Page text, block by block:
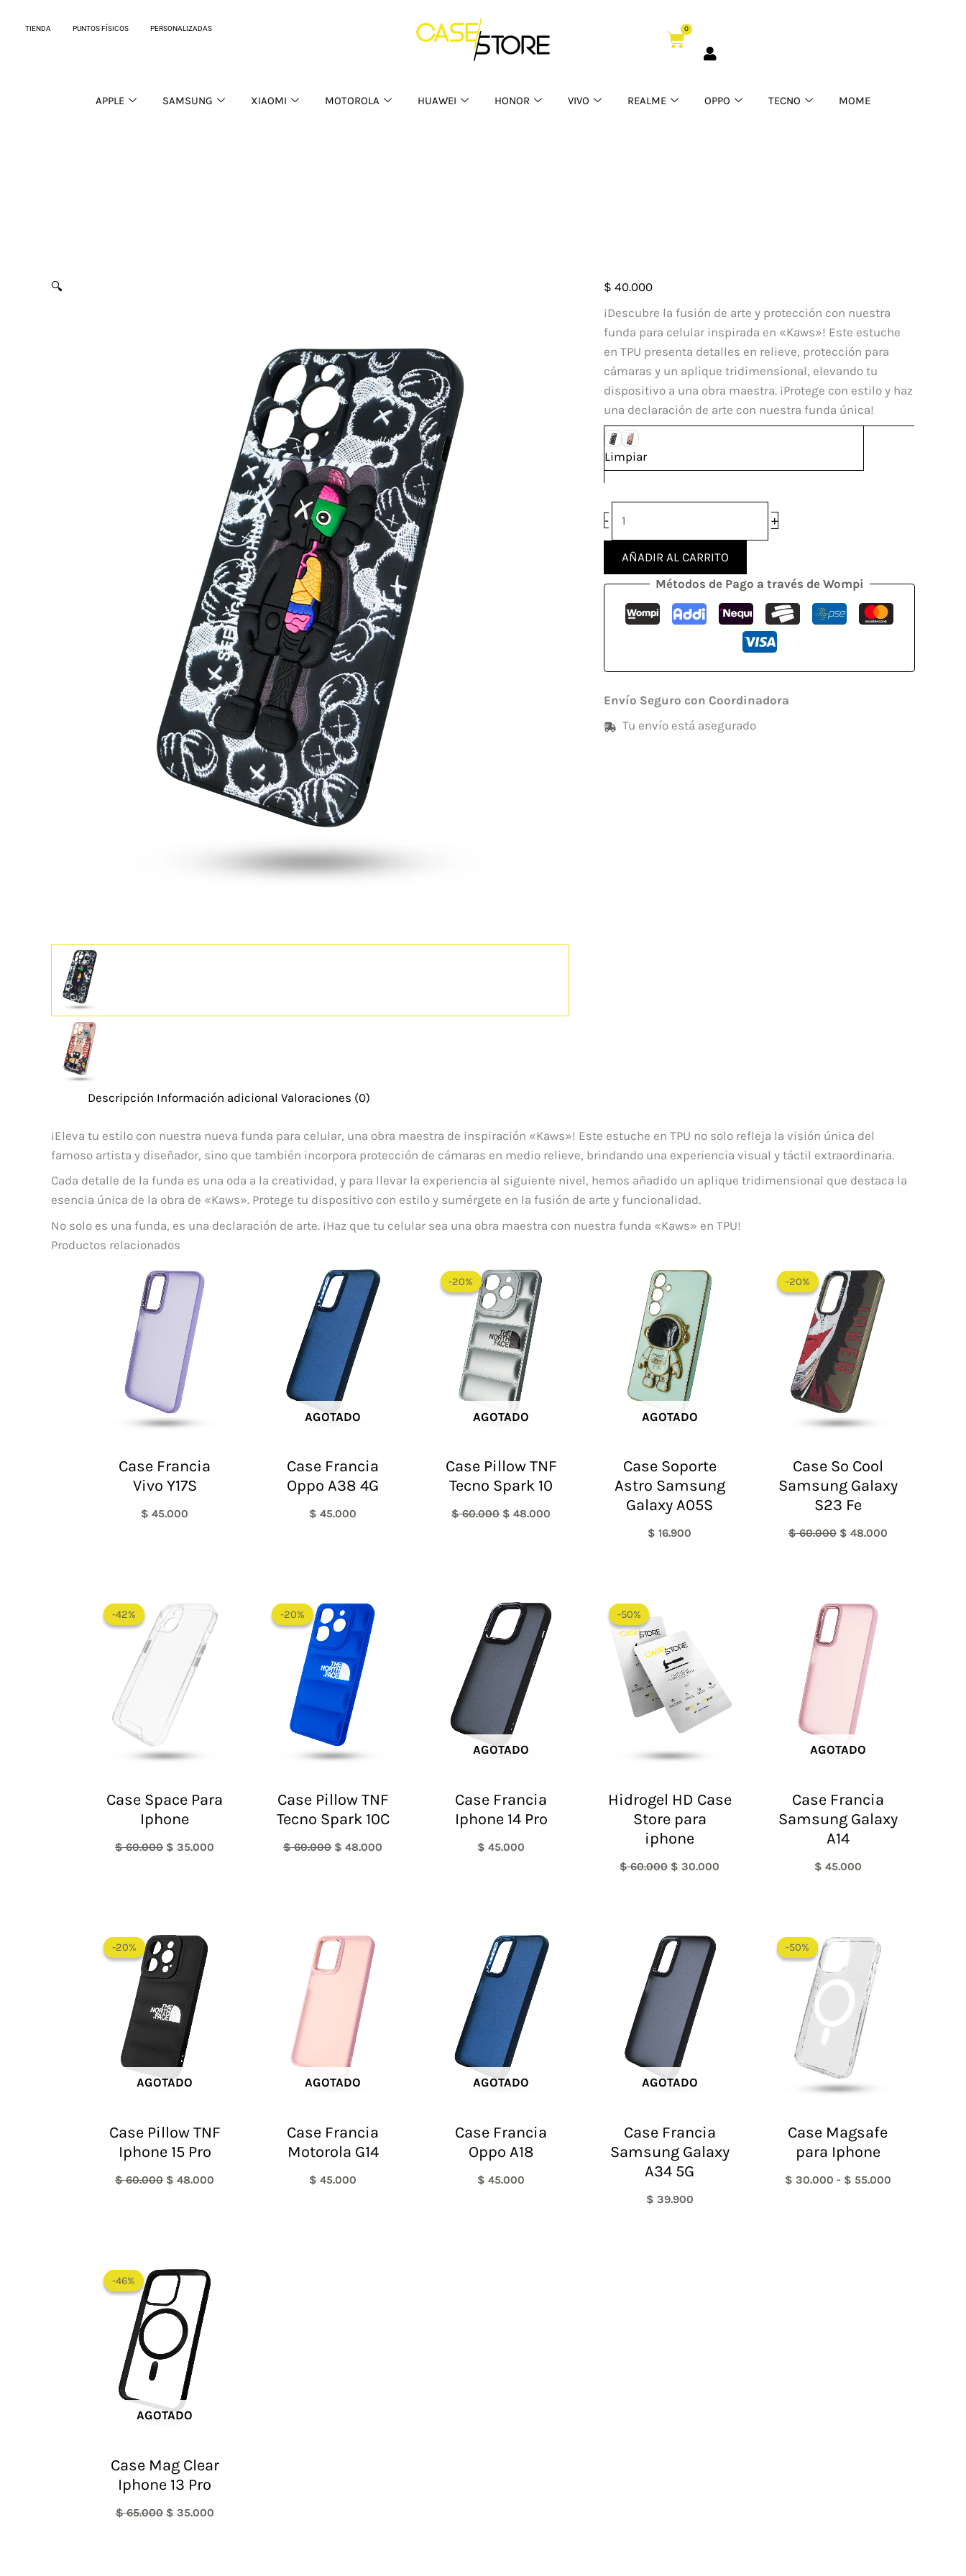
TIENDA PUNTOS FÍSICOS PERSONALIZADAS 0
Cart
APPLE SAMSUNG XIAOMI MOTOROLA HUAWEI HONOR VIVO REALME OPPO TECNO MOME
🔍 $ 40.000
¡Descubre la fusión de arte y protección con nuestra
funda para celular inspirada en «Kaws»! Este estuche
en TPU presenta detalles en relieve, protección para
cámaras y un aplique tridimensional, elevando tu
dispositivo a una obra maestra. ¡Protege con estilo y haz
una declaración de arte con nuestra funda única!
Limpiar
-
Case
Kaws
Iphone
14
Pro
cantidad
+
AÑADIR AL CARRITO
Métodos de Pago a través de Wompi
Envío Seguro con Coordinadora
Tu envío está asegurado
Descripción Información adicional Valoraciones (0)
¡Eleva tu estilo con nuestra nueva funda para celular, una obra maestra de inspiración «Kaws»! Este estuche en TPU no solo refleja la visión única del
famoso artista y diseñador, sino que también incorpora protección de cámaras en medio relieve, brindando una experiencia visual y táctil extraordinaria.
Cada detalle de la funda es una oda a la creatividad, y para llevar la experiencia al siguiente nivel, hemos añadido un aplique tridimensional que destaca la
esencia única de la obra de «Kaws». Protege tu dispositivo con estilo y sumérgete en la fusión de arte y funcionalidad.
No solo es una funda, es una declaración de arte. ¡Haz que tu celular sea una obra maestra con nuestra funda «Kaws» en TPU!
Productos relacionados
Case Francia
Vivo Y17S
$ 45.000
AGOTADO
Case Francia
Oppo A38 4G
$ 45.000
-20%
AGOTADO
-20%
Case Pillow TNF
Tecno Spark 10
$60.000
precio
original
era:
$ 60.000.
$ 48.000
AGOTADO
Case Soporte
Astro Samsung
Galaxy A05S
$ 16.900
-20%
-20%
Case So Cool
Samsung Galaxy
S23 Fe
$60.000
precio
original
era:
$ 60.000.
$ 48.000
-42%
-42%
Case Space Para
Iphone
$60.000
precio
original
era:
$ 60.000.
$ 35.000
actual
-20%
-20%
Case Pillow TNF
Tecno Spark 10C
$60.000
precio
original
era:
$ 60.000.
$ 48.000
AGOTADO
Case Francia
Iphone 14 Pro
$ 45.000
-50%
-50%
Hidrogel HD Case
Store para
iphone
$60.000
era:
$ 60.000.
$ 30.000
AGOTADO
Case Francia
Samsung Galaxy
A14
$ 45.000
-20%
AGOTADO
-20%
Case Pillow TNF
Iphone 15 Pro
$60.000
precio
original
era:
$ 60.000.
$ 48.000
AGOTADO
Case Francia
Motorola G14
$ 45.000
AGOTADO
Case Francia
Oppo A18
$ 45.000
AGOTADO
Case Francia
Samsung Galaxy
A34 5G
$ 39.900
-50%
-50%
Case Magsafe
para Iphone
$ 30.000 - $ 55.000
-46%
AGOTADO
-46%
Case Mag Clear
Iphone 13 Pro
$65.000
precio
original
era:
$ 65.000.
$ 35.000